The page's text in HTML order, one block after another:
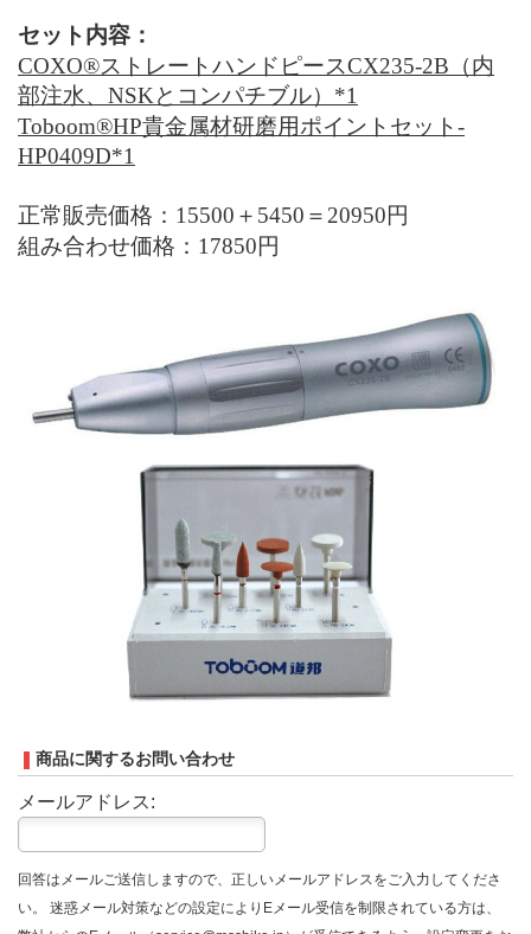
セット内容：
COXO®ストレートハンドピースCX235-2B（内
部注水、NSKとコンパチブル） *1
Toboom®HP貴金属材研磨用ポイントセット-
HP0409D*1
正常販売価格：15500＋5450＝20950円
組み合わせ価格：17850円
商品に関するお問い合わせ
メールアドレス:
回答はメールご送信しますので、正しいメールアドレスをご入力してくださ
い。 迷惑メール対策などの設定によりEメール受信を制限されている方は、